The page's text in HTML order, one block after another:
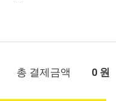
총 결제금액 0 원